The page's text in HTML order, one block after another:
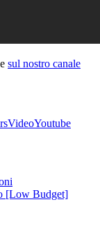
sul nostro canale
VideoYoutube
[Low Budget]